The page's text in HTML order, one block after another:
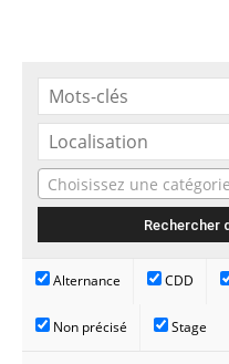
Choisissez une
Alternance CDD
Non précisé Stage